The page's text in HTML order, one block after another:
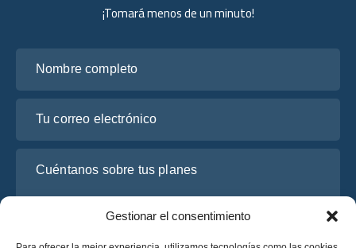
Gestionar el consentimiento
¡Tomará menos de un minuto!